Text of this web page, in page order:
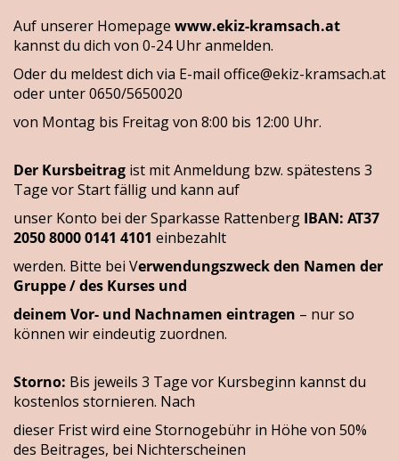
Auf unserer Homepage www.ekiz-kramsach.at
kannst du dich von 0-24 Uhr anmelden.
Oder du meldest dich via E-mail office@ekiz-kramsach.at
oder unter 0650/5650020
von Montag bis Freitag von 8:00 bis 12:00 Uhr.
Der Kursbeitrag ist mit Anmeldung bzw. spätestens 3
Tage vor Start fällig und kann auf
unser Konto bei der Sparkasse Rattenberg IBAN: AT37
2050 8000 0141 4101 einbezahlt
werden. Bitte bei Verwendungszweck den Namen der
Gruppe / des Kurses und
deinem Vor- und Nachnamen eintragen – nur so
können wir eindeutig zuordnen.
Storno: Bis jeweils 3 Tage vor Kursbeginn kannst du
kostenlos stornieren. Nach
dieser Frist wird eine Stornogebühr in Höhe von 50%
des Beitrages, bei Nichterscheinen